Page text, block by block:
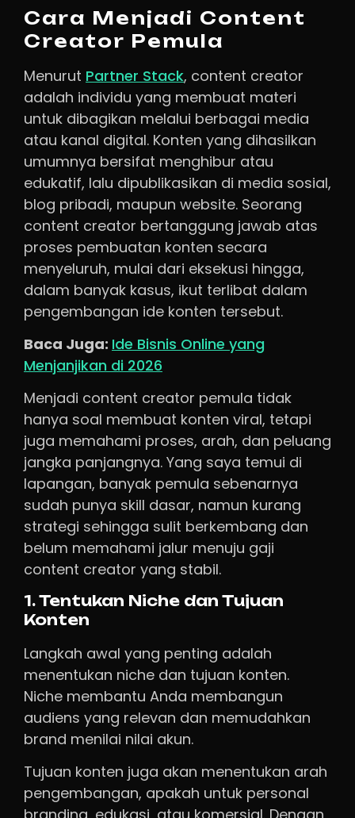
Cara Menjadi Content
Creator Pemula
Menurut Partner Stack, content creator
adalah individu yang membuat materi
untuk dibagikan melalui berbagai media
atau kanal digital. Konten yang dihasilkan
umumnya bersifat menghibur atau
edukatif, lalu dipublikasikan di media sosial,
blog pribadi, maupun website. Seorang
content creator bertanggung jawab atas
proses pembuatan konten secara
menyeluruh, mulai dari eksekusi hingga,
dalam banyak kasus, ikut terlibat dalam
pengembangan ide konten tersebut.
Baca Juga: Ide Bisnis Online yang
Menjanjikan di 2026
Menjadi content creator pemula tidak
hanya soal membuat konten viral, tetapi
juga memahami proses, arah, dan peluang
jangka panjangnya. Yang saya temui di
lapangan, banyak pemula sebenarnya
sudah punya skill dasar, namun kurang
strategi sehingga sulit berkembang dan
belum memahami jalur menuju gaji
content creator yang stabil.
1. Tentukan Niche dan Tujuan
Konten
Langkah awal yang penting adalah
menentukan niche dan tujuan konten.
Niche membantu Anda membangun
audiens yang relevan dan memudahkan
brand menilai nilai akun.
Tujuan konten juga akan menentukan arah
pengembangan, apakah untuk personal